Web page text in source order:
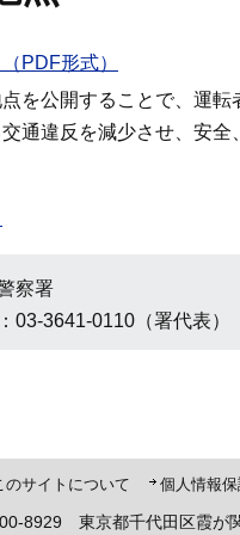
PDF形式）
を公開することで、運転
通違反を減少させ、安全
察署
03-3641-0110（署代表）
のサイトについて 個人情報
8929 東京都千代田区霞が